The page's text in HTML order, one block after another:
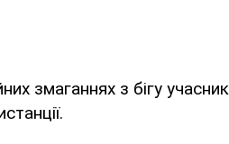
змаганнях з бігу